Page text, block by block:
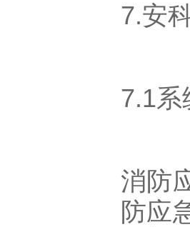
7.安
7.1系
消防
防应